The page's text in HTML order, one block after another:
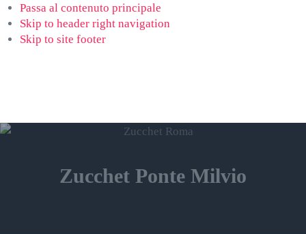
Passa al contenuto principale
Skip to header right navigation
Skip to site footer
Zucchet Ponte Milvio